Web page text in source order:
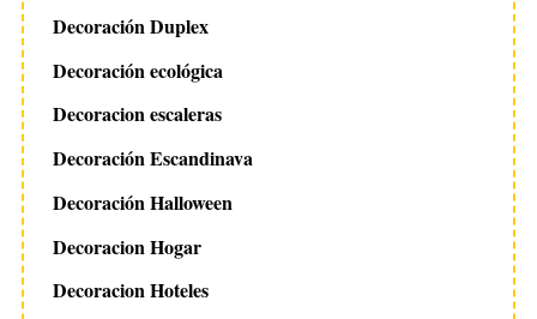
Decoración Duplex
Decoración ecológica
Decoracion escaleras
Decoración Escandinava
Decoración Halloween
Decoracion Hogar
Decoracion Hoteles